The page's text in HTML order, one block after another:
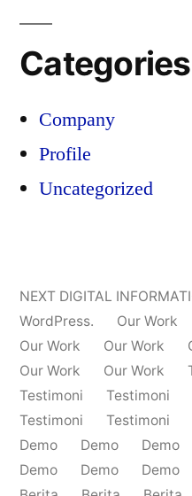
Categories
Company
Profile
Uncategorized
NEXT DIGITAL
WordPress.
Our Work
Our Work
Our Work
Our Work
Our Work
Testimoni
Testimoni
Testimoni
Testimoni
Demo
Demo Demo
Demo
Demo Demo